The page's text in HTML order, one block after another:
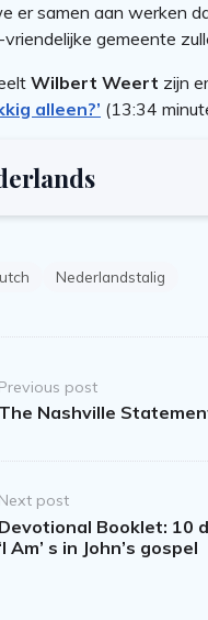
er samen aan werken
gemeente
Wilbert Weert zijn
alleen?’ (13:34
Nederlandstalig
Previous post
The Nashville
Next post
Devotional Booklet: 10
‘I Am’ s in John’s gospel